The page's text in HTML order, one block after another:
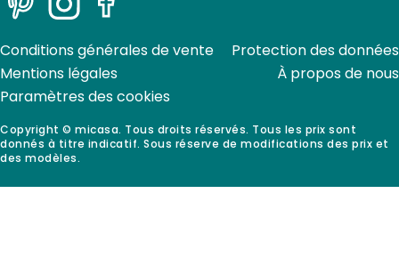
PinterestInstagramFacebook
Copyright © micasa. Tous droits réservés. Tous les prix sont
donnés à titre indicatif. Sous réserve de modifications des prix et
des modèles.
Conditions générales de vente
Protection des données
Mentions légales
À propos de nous
Paramètres des cookies